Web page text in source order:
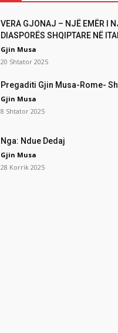
VERA GJONAJ – NJË EMËR I
DIASPORËS SHQIPTARE NË
Gjin Musa
20 Shtator 2025
Pregaditi Gjin Musa-Rome-
Gjin Musa
8 Shtator 2025
Nga: Ndue Dedaj
Gjin Musa
28 Korrik 2025